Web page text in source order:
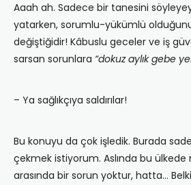
Aaah ah. Sadece bir tanesini
yatarken, sorumlu-yükümlü
değiştiğidir! Kâbuslu geceler ve iş
sarsan sorunlara “dokuz aylık gebe
– Ya sağlıkçıya saldırılar!
Bu konuyu da çok işledik. Burada
çekmek istiyorum. Aslında bu
arasında bir sorun yoktur, hatta…